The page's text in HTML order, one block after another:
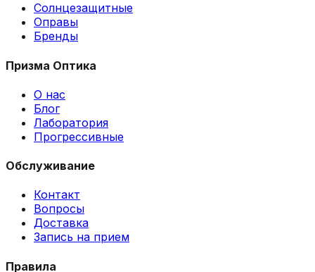
Солнцезащитные
Оправы
Бренды
Призма Оптика
О нас
Блог
Лаборатория
Прогрессивные
Обслуживание
Контакт
Вопросы
Доставка
Запись на прием
Правила